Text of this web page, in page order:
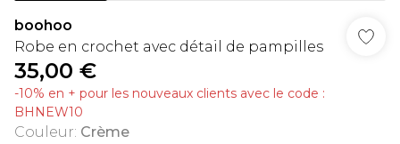
boohoo
Robe en crochet avec détail de pampilles
35,00 €
-10% en + pour les nouveaux clients avec le code :
BHNEW10
Couleur: Crème